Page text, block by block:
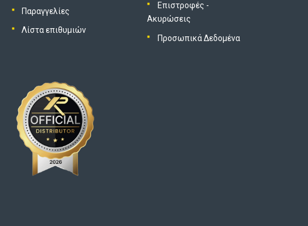
Παραγγελίες
Λίστα επιθυμιών
Επιστροφές -
Ακυρώσεις
Προσωπικά Δεδομένα